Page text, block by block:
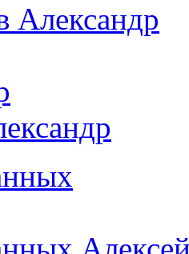
Александр